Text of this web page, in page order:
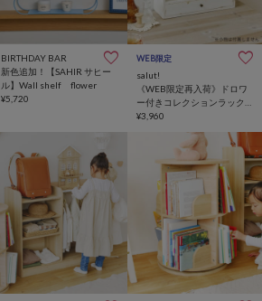
BIRTHDAY BAR
新色追加！【SAHIR サヒー
ル】Wall shelf flower
¥5,720
WEB限定
salut!
《WEB限定再入荷》ドロワ
ー付きコレクションラック
／choupinet
¥3,960